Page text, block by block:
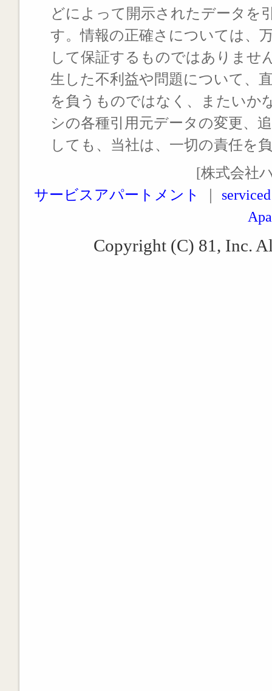
どによって開示されたデータを
す。情報の正確さについては、
して保証するものではありませ
生した不利益や問題について、
を負うものではなく、またいか
シの各種引用元データの変更、
しても、当社は、一切の責任を
[株式会社
サービスアパートメント
Copyright (C) 81, Inc.